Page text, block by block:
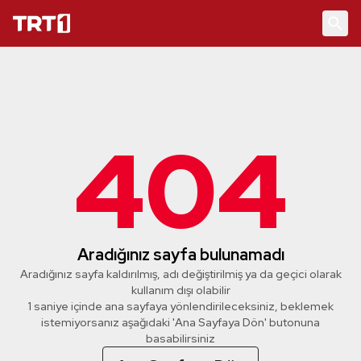
404
Aradığınız sayfa bulunamadı
Aradığınız sayfa kaldırılmış, adı değiştirilmiş ya da geçici olarak
kullanım dışı olabilir
1 saniye içinde ana sayfaya yönlendirileceksiniz, beklemek
istemiyorsanız aşağıdaki 'Ana Sayfaya Dön' butonuna
basabilirsiniz